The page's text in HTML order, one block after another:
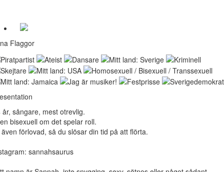
Flaggor
år, sångare, mest otrevlig.
bisexuell om det spelar roll.
förlovad, så du slösar din tid på att flörta.
sannahsaurus